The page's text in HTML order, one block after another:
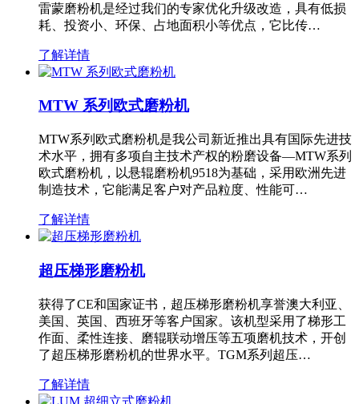
雷蒙磨粉机是经过我们的专家优化升级改造，具有低损
耗、投资小、环保、占地面积小等优点，它比传…
了解详情
MTW 系列欧式磨粉机
MTW系列欧式磨粉机是我公司新近推出具有国际先进技
术水平，拥有多项自主技术产权的粉磨设备—MTW系列
欧式磨粉机，以悬辊磨粉机9518为基础，采用欧洲先进
制造技术，它能满足客户对产品粒度、性能可…
了解详情
超压梯形磨粉机
获得了CE和国家证书，超压梯形磨粉机享誉澳大利亚、
美国、英国、西班牙等客户国家。该机型采用了梯形工
作面、柔性连接、磨辊联动增压等五项磨机技术，开创
了超压梯形磨粉机的世界水平。TGM系列超压…
了解详情